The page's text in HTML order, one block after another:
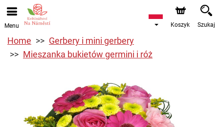
Menu Koszyk Szukaj
Home
Gerbery i mini gerbery
Mieszanka bukietów germini i róż